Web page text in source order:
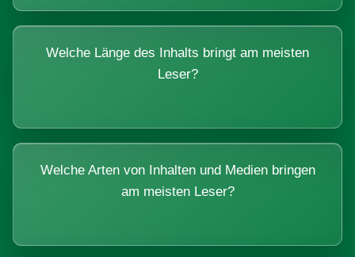
Welche Länge des Inhalts bringt am meisten
Leser?
Welche Arten von Inhalten und Medien bringen
am meisten Leser?